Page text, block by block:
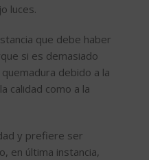
luces.
que debe haber
si es demasiado
debido a la
calidad como a la
y prefiere ser
en última instancia,